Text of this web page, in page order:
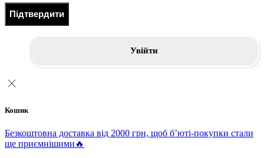
Підтвердити
Увійти
Кошик
Безкоштовна доставка від 2000 грн, щоб б’юті-покупки стали
ще приємнішими🔥